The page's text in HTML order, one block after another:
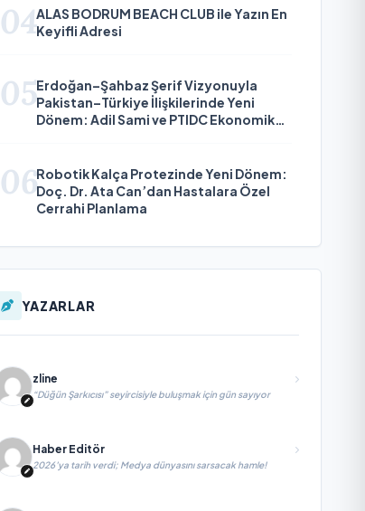
04ALAS BODRUM BEACH CLUB ile Yazın En
Keyifli Adresi
05Erdoğan–Şahbaz Şerif Vizyonuyla
Pakistan–Türkiye İlişkilerinde Yeni
Dönem: Adil Sami ve PTIDC Ekonomik
06Robotik Kalça Protezinde Yeni Dönem:
Doç. Dr. Ata Can’dan Hastalara Özel
Cerrahi Planlama
YAZARLAR
zline
“Düğün Şarkıcısı” seyircisiyle buluşmak için gün sayıyor
Haber Editör
2026’ya tarih verdi; Medya dünyasını sarsacak hamle!